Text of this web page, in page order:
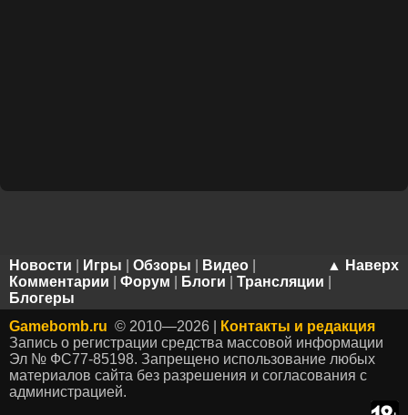
▲ Наверх
Новости Игры Обзоры Видео
Комментарии
Форум Блоги Трансляции
Блогеры
Gamebomb.ru © 2010—2026 |
Контакты и редакция
Запись о регистрации средства массовой информации
Эл № ФС77-85198. Запрещено использование любых
материалов сайта без разрешения и согласования с
администрацией.